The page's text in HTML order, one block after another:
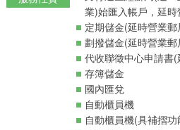
業)始匯入帳戶，延
定期儲金(延時營業
劃撥儲金(延時營業
代收聯徵中心申請書
存簿儲金
國內匯兌
自動櫃員機
自動櫃員機(具補摺功